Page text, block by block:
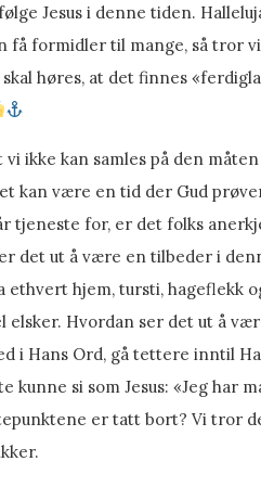
Jesus i denne tiden.
få formidler til mange, så tror
høres, at det finnes
ikke kan samles på den
kan være en tid der Gud
tjeneste for, er det folks
det ut å være en tilbeder i
ethvert hjem, tursti, hageflekk
elsker. Hvordan ser det ut å
i Hans Ord, gå tettere inntil
kunne si som Jesus: «Jeg har
er tatt bort? Vi tror